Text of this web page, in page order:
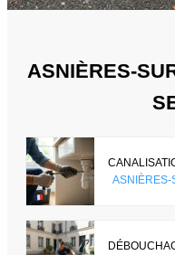
ASNIÈRES-
ASNIÈRES-